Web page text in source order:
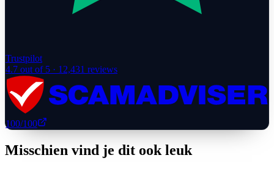
Trustpilot
4.7 out of 5 · 12,431 reviews
100/100
Misschien vind je dit ook leuk